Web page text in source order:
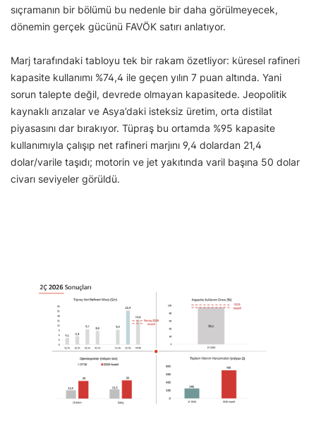
sıçramanın bir bölümü bu nedenle bir daha görülmeyecek,
dönemin gerçek gücünü FAVÖK satırı anlatıyor.
Marj tarafındaki tabloyu tek bir rakam özetliyor: küresel rafineri
kapasite kullanımı %74,4 ile geçen yılın 7 puan altında. Yani
sorun talepte değil, devrede olmayan kapasitede. Jeopolitik
kaynaklı arızalar ve Asya’daki isteksiz üretim, orta distilat
piyasasını dar bırakıyor. Tüpraş bu ortamda %95 kapasite
kullanımıyla çalışıp net rafineri marjını 9,4 dolardan 21,4
dolar/varile taşıdı; motorin ve jet yakıtında varil başına 50 dolar
civarı seviyeler görüldü.